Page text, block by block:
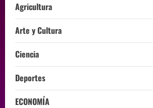
Agricultura
Arte y Cultura
Ciencia
Deportes
ECONOMÍA